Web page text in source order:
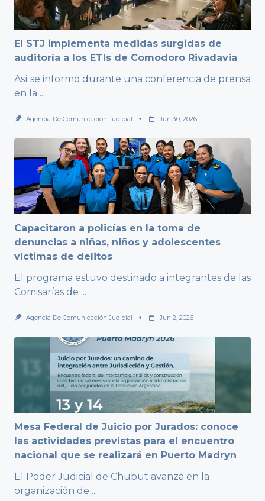
El STJ implementa medidas surgidas de
auditoría a los ETIs de Comodoro Rivadavia
Así se informó durante una conferencia de prensa
en la ...
Agencia De Comunicación Judicial Jun 30, 2026
Capacitaron a policías en la toma de
denuncias a niñas, niños y adolescentes
víctimas de delitos
El programa estuvo destinado a integrantes de las
Comisarías de ...
Agencia De Comunicación Judicial Jun 2, 2026
Mesa Federal de Juicio por Jurados: conoce
las actividades previstas para el encuentro
nacional que se realizará en Puerto Madryn
El Poder Judicial de Chubut avanza en la
organización de ...